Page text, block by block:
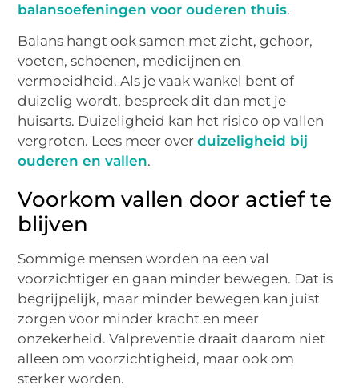
balansoefeningen voor ouderen thuis.
Balans hangt ook samen met zicht, gehoor,
voeten, schoenen, medicijnen en
vermoeidheid. Als je vaak wankel bent of
duizelig wordt, bespreek dit dan met je
huisarts. Duizeligheid kan het risico op vallen
vergroten. Lees meer overduizeligheid bij
ouderen en vallen.
Voorkom vallen door actief te
blijven
Sommige mensen worden na een val
voorzichtiger en gaan minder bewegen. Dat is
begrijpelijk, maar minder bewegen kan juist
zorgen voor minder kracht en meer
onzekerheid. Valpreventie draait daarom niet
alleen om voorzichtigheid, maar ook om
sterker worden.